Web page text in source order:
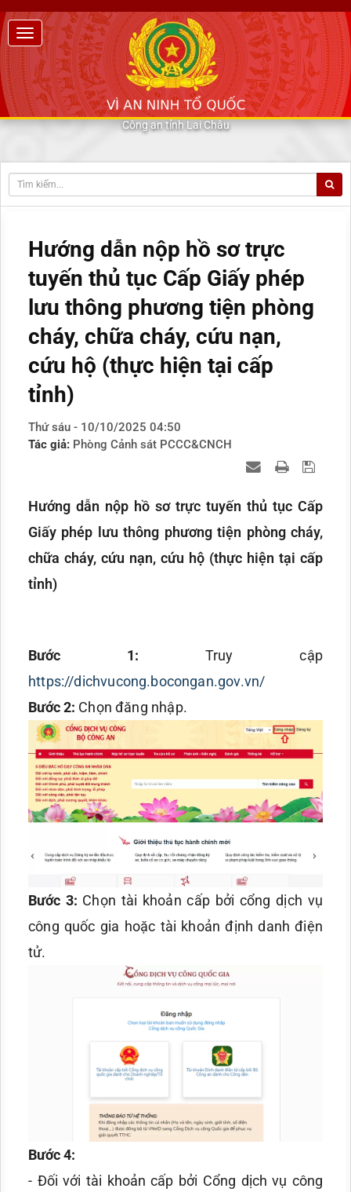
Công an tỉnh Lai Châu
Hướng dẫn nộp hồ sơ trực
tuyến thủ tục Cấp Giấy phép
lưu thông phương tiện phòng
cháy, chữa cháy, cứu nạn,
cứu hộ (thực hiện tại cấp
tỉnh)
Thứ sáu - 10/10/2025 04:50
Tác giả: Phòng Cảnh sát PCCC&CNCH
Hướng dẫn nộp hồ sơ trực tuyến thủ tục Cấp
Giấy phép lưu thông phương tiện phòng cháy,
chữa cháy, cứu nạn, cứu hộ (thực hiện tại cấp
tỉnh)
Bước 1: Truy cập
https://dichvucong.bocongan.gov.vn/
Bước 2: Chọn đăng nhập.
Bước 3: Chọn tài khoản cấp bởi cổng dịch vụ
công quốc gia hoặc tài khoản định danh điện
tử.
Bước 4:
- Đối với tài khoản cấp bởi Cổng dịch vụ công